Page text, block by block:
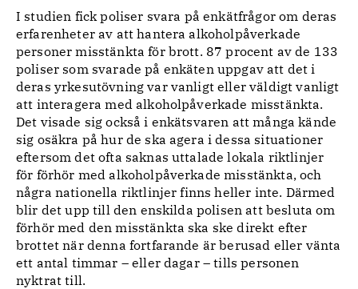
I studien fick poliser svara på enkätfrågor om deras
erfarenheter av att hantera alkoholpåverkade
personer misstänkta för brott. 87 procent av de 133
poliser som svarade på enkäten uppgav att det i
deras yrkesutövning var vanligt eller väldigt vanligt
att interagera med alkoholpåverkade misstänkta.
Det visade sig också i enkätsvaren att många kände
sig osäkra på hur de ska agera i dessa situationer
eftersom det ofta saknas uttalade lokala riktlinjer
för förhör med alkoholpåverkade misstänkta, och
några nationella riktlinjer finns heller inte. Därmed
blir det upp till den enskilda polisen att besluta om
förhör med den misstänkta ska ske direkt efter
brottet när denna fortfarande är berusad eller vänta
ett antal timmar – eller dagar – tills personen
nyktrat till.